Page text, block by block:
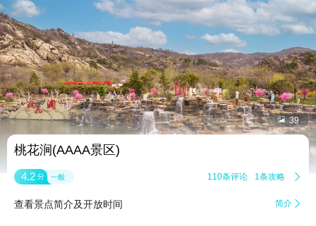
 39
桃花涧(AAAA景区)
4.2 分 一般 110条评论 1条攻略 
查看景点简介及开放时间 简介 
